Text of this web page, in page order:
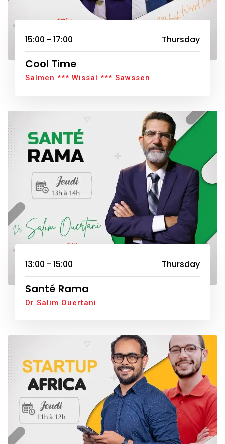
15:00 - 17:00 Thursday
Cool Time
Salmen *** Wissal *** Sawssen
13:00 - 15:00 Thursday
Santé Rama
Dr Salim Ouertani